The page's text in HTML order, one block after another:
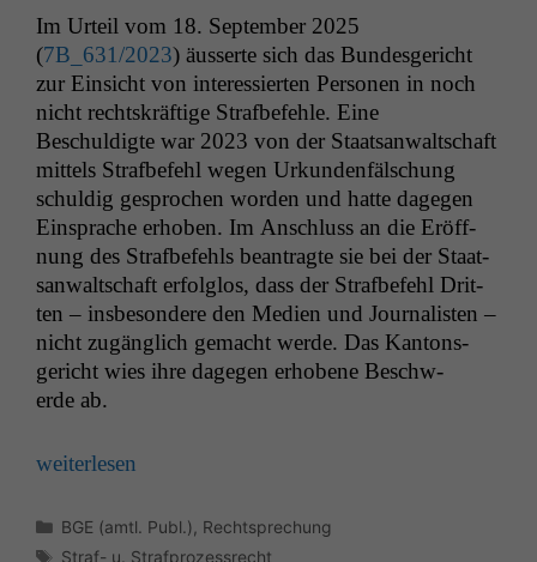
Im Urteil vom 18. Sep­tem­ber 2025
(7B_631/2023) äusserte sich das Bun­des­gericht
zur Ein­sicht von inter­essierten Per­so­n­en in noch
nicht recht­skräftige Straf­be­fehle. Eine
Beschuldigte war 2023 von der Staat­san­waltschaft
mit­tels Straf­be­fehl wegen Urkun­den­fälschung
schuldig gesprochen wor­den und hat­te dage­gen
Ein­sprache erhoben. Im Anschluss an die Eröff­
nung des Straf­be­fehls beantragte sie bei der Staat­
san­waltschaft erfol­g­los, dass der Straf­be­fehl Drit­
ten – ins­beson­dere den Medi­en und Jour­nal­is­ten –
nicht zugänglich gemacht werde. Das Kan­ton­s­
gericht wies ihre dage­gen erhobene Beschw­
erde ab.
weit­er­lesen
Kategorien
BGE (amtl. Publ.) Rechtsprechung
Schlagwörter
Straf- u. Strafprozessrecht